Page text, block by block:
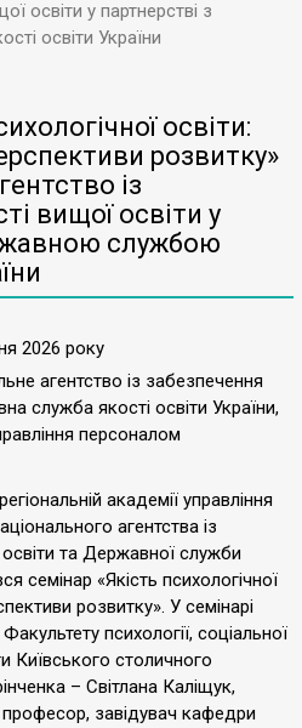
освіти у партнерстві з
освіти України
освіти:
розвитку»
із
вищої освіти у
службою
2026 року
агентство із забезпечення
служба якості освіти України,
персоналом
академії управління
агентства із
та Державної служби
семінар «Якість психологічної
розвитку». У семінарі
психології, соціальної
Київського столичного
– Світлана Каліщук,
завідувач кафедри